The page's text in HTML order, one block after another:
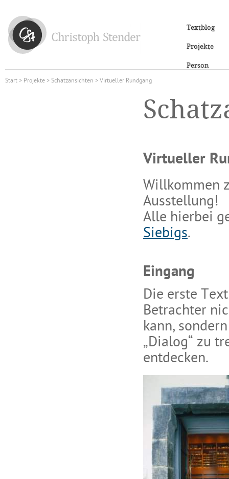
Textblog
Projekte
Person
Start> Projekte> Schatzansichten > Virtueller Rundgang
Virtueller
Willkommen
Ausstellung!
Alle hierbei
Siebigs.
Eingang
Die erste
Betrachter
kann,
„Dialog“ zu
entdecken.